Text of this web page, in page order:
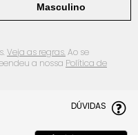
Masculino
Veja as regras.Ao se
a nossa Política de
DÚVIDAS